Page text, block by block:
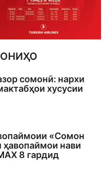
сомонӣ: нархи
хусусии
«Сомон
ҳавопаймои нави
8 гардид